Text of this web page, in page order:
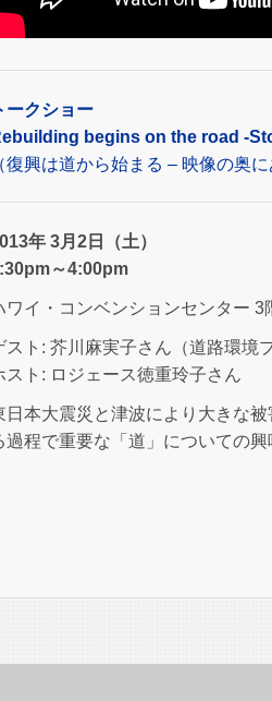
ークショー
begins on the road -
復興は道から始まる – 映像の奥に
年 3月2日（土）
～4:00pm
ワイ・コンベンションセンター 3
スト: 芥川麻実子さん（道路環境
スト: ロジェース徳重玲子さん
日本大震災と津波により大きな
過程で重要な「道」についての興